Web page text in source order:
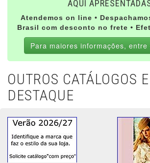
AQUI
Atendemos on line •
Brasil com desconto no frete •
Para maiores informações, entre
OUTROS CATÁLOGOS
DESTAQUE